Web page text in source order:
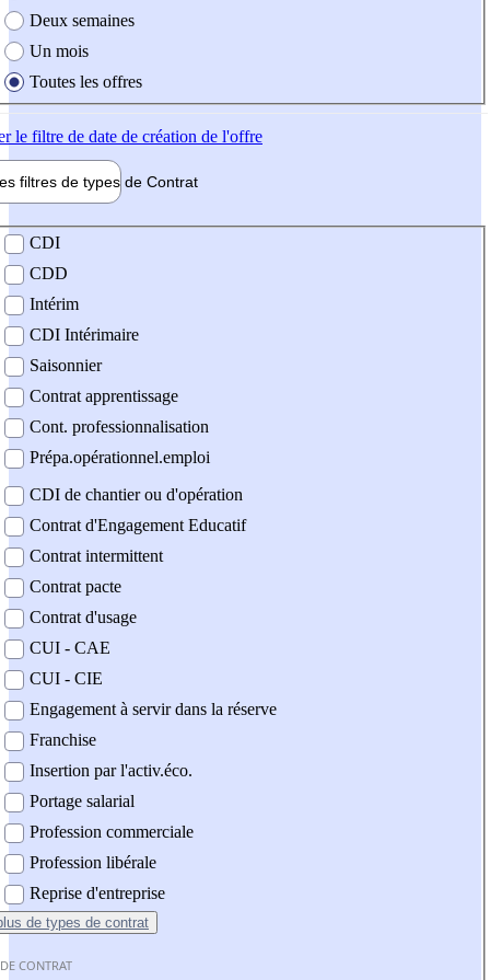
Deux semaines
Un mois
Toutes les offres
le filtre de date de création de l'offre
filtres de types de Contrat
contrat
CDI
CDD
Intérim
CDI Intérimaire
Saisonnier
Contrat apprentissage
Cont. professionnalisation
Prépa.opérationnel.emploi
CDI de chantier ou d'opération
Contrat d'Engagement Educatif
Contrat intermittent
Contrat pacte
Contrat d'usage
CUI - CAE
CUI - CIE
Engagement à servir dans la réserve
Franchise
Insertion par l'activ.éco.
Portage salarial
Profession commerciale
Profession libérale
Reprise d'entreprise
de types de contrat
CONTRAT